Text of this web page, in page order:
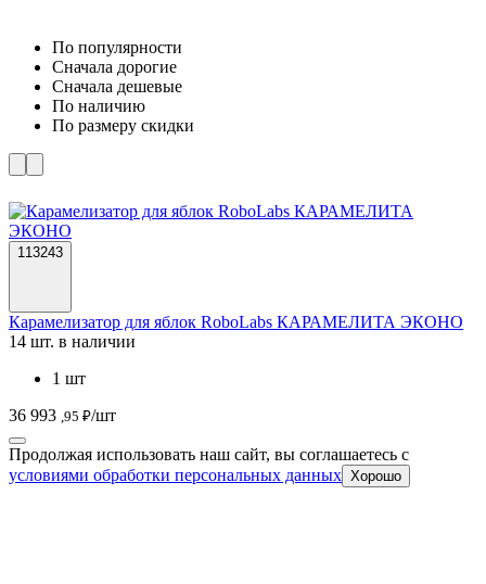
По популярности
Cначала дорогие
Cначала дешевые
По наличию
По размеру скидки
113243
Карамелизатор для яблок RoboLabs КАРАМЕЛИТА ЭКОНО
14 шт. в наличии
1 шт
36 993 ,95 ₽/шт
Продолжая использовать наш сайт, вы соглашаетесь c
условиями обработки персональных данных Хорошо